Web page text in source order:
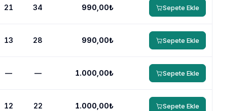
21 34 990,00₺ Sepete Ekle
13 28 990,00₺ Sepete Ekle
— — 1.000,00₺ Sepete Ekle
12 22 1.000,00₺ Sepete Ekle